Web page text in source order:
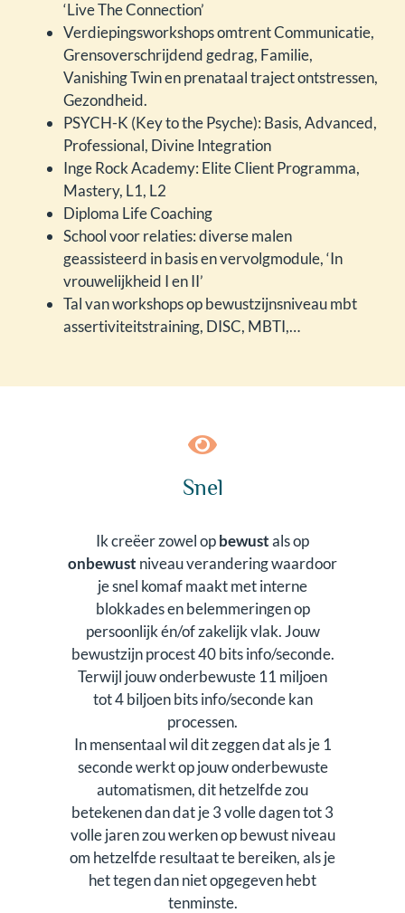
‘Live The Connection’
Verdiepingsworkshops omtrent Communicatie,
Grensoverschrijdend gedrag, Familie,
Vanishing Twin en prenataal traject ontstressen,
Gezondheid.
PSYCH-K (Key to the Psyche): Basis, Advanced,
Professional, Divine Integration
Inge Rock Academy: Elite Client Programma,
Mastery, L1, L2
Diploma Life Coaching
School voor relaties: diverse malen
geassisteerd in basis en vervolgmodule, ‘In
vrouwelijkheid I en II’
Tal van workshops op bewustzijnsniveau mbt
assertiviteitstraining, DISC, MBTI,…
Snel
Ik creëer zowel opbewustals op
onbewust niveau verandering waardoor
je snel komaf maakt met interne
blokkades en belemmeringen op
persoonlijk én/of zakelijk vlak. Jouw
bewustzijn procest 40 bits info/seconde.
Terwijl jouw onderbewuste 11 miljoen
tot 4 biljoen bits info/seconde kan
processen.
In mensentaal wil dit zeggen dat als je 1
seconde werkt op jouw onderbewuste
automatismen, dit hetzelfde zou
betekenen dan dat je 3 volle dagen tot 3
volle jaren zou werken op bewust niveau
om hetzelfde resultaat te bereiken, als je
het tegen dan niet opgegeven hebt
tenminste.